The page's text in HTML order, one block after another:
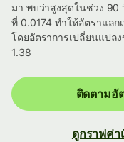
มา พบว่าสูงสุดในช่วง
ที่ 0.0174 ทำให้อัตราแล
โดยอัตราการเปลี่ยนแปล
1.38
ติดตามอั
ดูกราฟค่า